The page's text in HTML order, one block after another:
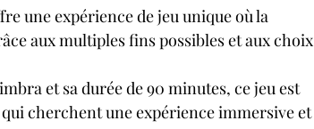
une expérience de jeu unique où la
aux multiples fins possibles et aux choix
et sa durée de 90 minutes, ce jeu est
cherchent une expérience immersive et